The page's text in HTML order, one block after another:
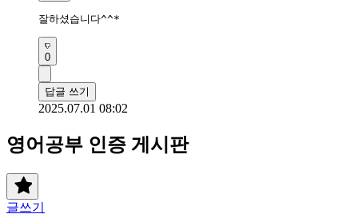
잘하셨습니다^^*
0
답글 쓰기
2025.07.01 08:02
영어공부 인증 게시판
글쓰기